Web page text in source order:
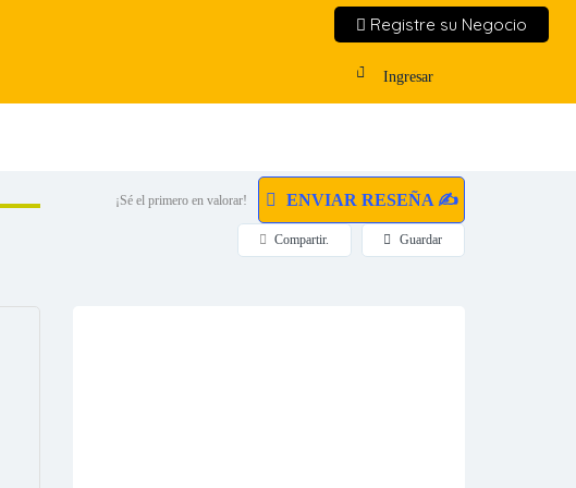
Registre su Negocio
Ingresar
¡Sé el primero en valorar! ENVIAR RESEÑA ✍
Guardar
Compartir.